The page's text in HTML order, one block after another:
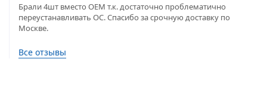
Брали 4шт вместо ОЕМ т.к. достаточно проблематично
переустанавливать ОС. Спасибо за срочную доставку по
Москве.
Все отзывы